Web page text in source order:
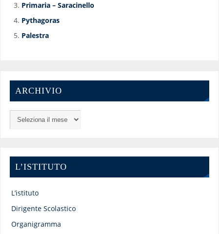
Primaria – Saracinello
Pythagoras
Palestra
ARCHIVIO
L’ISTITUTO
L’istituto
Dirigente Scolastico
Organigramma